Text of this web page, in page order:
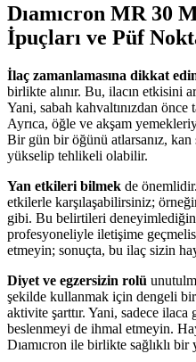
Dıamıcron MR 30
İpuçları ve Püf
İlaç zamanlamasına dikkat
birlikte alınır. Bu, ilacın etkisini
Yani, sabah kahvaltınızdan önce
Ayrıca, öğle ve akşam
Bir gün bir öğünü atlarsanız,
yükselip tehlikeli olabilir.
Yan etkileri bilmek de
etkilerle karşılaşabilirsiniz;
gibi. Bu belirtileri
profesyoneliyle iletişime
etmeyin; sonuçta, bu ilaç sizin
Diyet ve egzersizin rolü
şekilde kullanmak için dengeli
aktivite şarttır. Yani, sadece ilaca
beslenmeyi de ihmal etmeyin.
Dıamıcron ile birlikte sağlıklı bir